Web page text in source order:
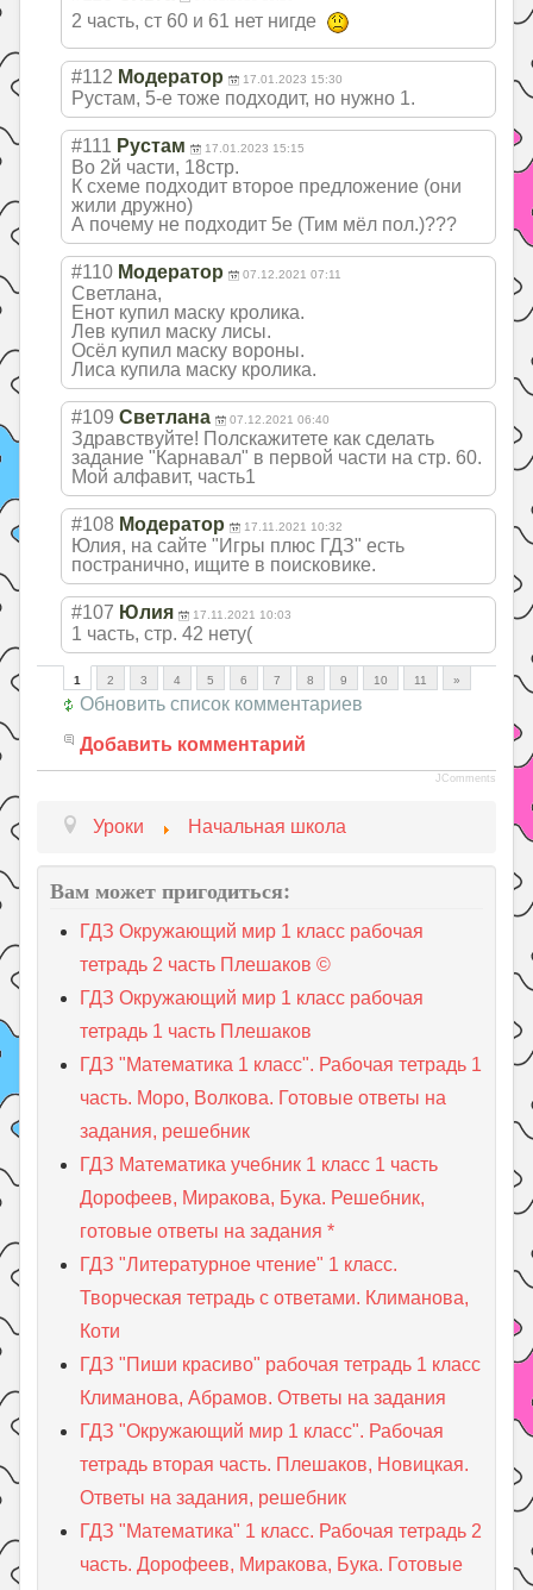
2 часть, ст 60 и 61 нет нигде
#112 Модератор 17.01.2023 15:30
Рустам, 5-е тоже подходит, но нужно 1.
#111 Рустам 17.01.2023 15:15
Во 2й части, 18стр.
К схеме подходит второе предложение (они
жили дружно)
А почему не подходит 5е (Тим мёл пол.)???
#110 Модератор 07.12.2021 07:11
Светлана,
Енот купил маску кролика.
Лев купил маску лисы.
Осёл купил маску вороны.
Лиса купила маску кролика.
#109 Светлана 07.12.2021 06:40
Здравствуйте! Полскажитете как сделать
задание "Карнавал" в первой части на стр. 60.
Мой алфавит, часть1
#108 Модератор 17.11.2021 10:32
Юлия, на сайте "Игры плюс ГДЗ" есть
постранично, ищите в поисковике.
#107 Юлия 17.11.2021 10:03
1 часть, стр. 42 нету(
1 2 3 4 5 6 7 8 9 10 11 »
Обновить список комментариев
Добавить комментарий
JComments
Уроки Начальная школа
Вам может пригодиться:
ГДЗ Окружающий мир 1 класс рабочая
тетрадь 2 часть Плешаков ©
ГДЗ Окружающий мир 1 класс рабочая
тетрадь 1 часть Плешаков
ГДЗ "Математика 1 класс". Рабочая тетрадь 1
часть. Моро, Волкова. Готовые ответы на
задания, решебник
ГДЗ Математика учебник 1 класс 1 часть
Дорофеев, Миракова, Бука. Решебник,
готовые ответы на задания *
ГДЗ "Литературное чтение" 1 класс.
Творческая тетрадь с ответами. Климанова,
Коти
ГДЗ "Пиши красиво" рабочая тетрадь 1 класс
Климанова, Абрамов. Ответы на задания
ГДЗ "Окружающий мир 1 класс". Рабочая
тетрадь вторая часть. Плешаков, Новицкая.
Ответы на задания, решебник
ГДЗ "Математика" 1 класс. Рабочая тетрадь 2
часть. Дорофеев, Миракова, Бука. Готовые